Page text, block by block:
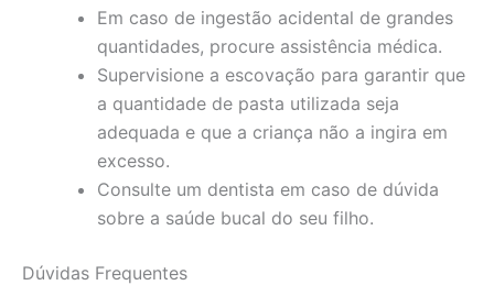
Em caso de ingestão acidental de grandes
quantidades, procure assistência médica.
Supervisione a escovação para garantir que
a quantidade de pasta utilizada seja
adequada e que a criança não a ingira em
excesso.
Consulte um dentista em caso de dúvida
sobre a saúde bucal do seu filho.
Dúvidas Frequentes